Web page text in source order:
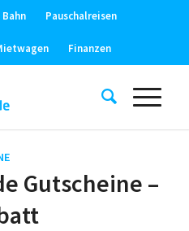
Bahn Pauschalreisen
Finanzen
Gutscheine –